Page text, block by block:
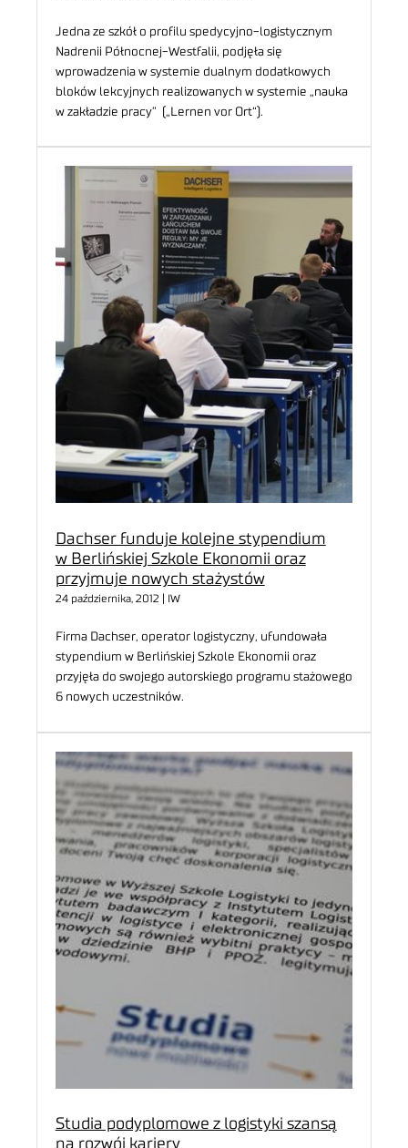
Jedna ze szkół o profilu spedycyjno-logistycznym
Nadrenii Północnej-Westfalii, podjęła się
wprowadzenia w systemie dualnym dodatkowych
bloków lekcyjnych realizowanych w systemie „nauka
w zakładzie pracy” („Lernen vor Ort“).
Dachser funduje kolejne stypendium
w Berlińskiej Szkole Ekonomii oraz
przyjmuje nowych stażystów
24 października, 2012 | IW
Firma Dachser, operator logistyczny, ufundowała
stypendium w Berlińskiej Szkole Ekonomii oraz
przyjęła do swojego autorskiego programu stażowego
6 nowych uczestników.
Studia podyplomowe z logistyki szansą
na rozwój kariery